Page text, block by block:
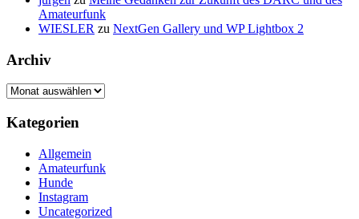
Amateurfunk
WIESLER zu NextGen Gallery und WP Lightbox 2
Archiv
Archiv
Kategorien
Allgemein
Amateurfunk
Hunde
Instagram
Uncategorized